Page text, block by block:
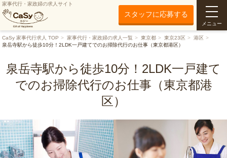
家事代行・家政婦の求人サイト
スタッフに応募する
メニュー
CaSy 家事代行求人 TOP 家事代行・家政婦の求人一覧 東京都 東京23区
港区
泉岳寺駅から徒歩10分！2LDK一戸建てでのお掃除代行のお仕事（東京都港区）
泉岳寺駅から徒歩10分！2LDK一戸建て
でのお掃除代行のお仕事（東京都港
区）